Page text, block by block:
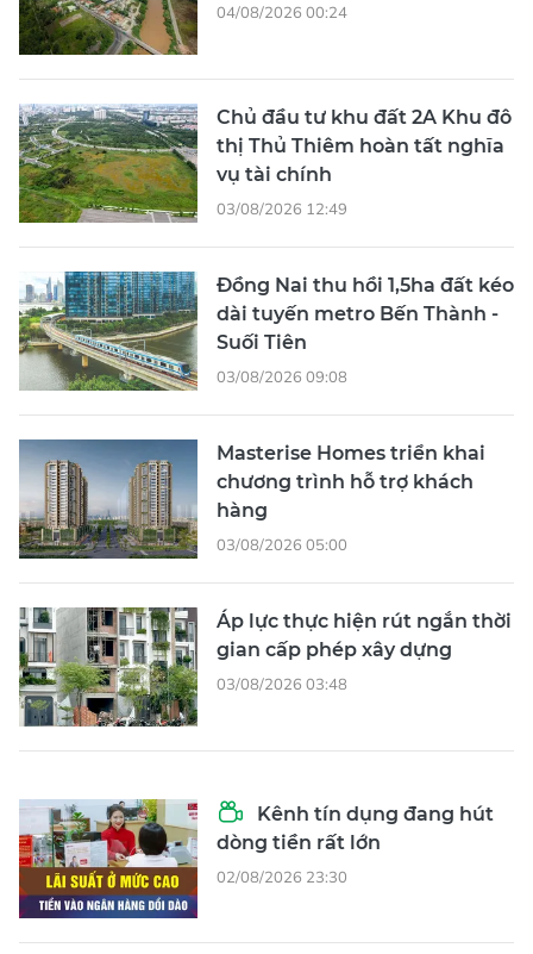
04/08/2026 00:24
Chủ đầu tư khu đất 2A Khu đô
thị Thủ Thiêm hoàn tất nghĩa
vụ tài chính
03/08/2026 12:49
Đồng Nai thu hồi 1,5ha đất kéo
dài tuyến metro Bến Thành -
Suối Tiên
03/08/2026 09:08
Masterise Homes triển khai
chương trình hỗ trợ khách
hàng
03/08/2026 05:00
Áp lực thực hiện rút ngắn thời
gian cấp phép xây dựng
03/08/2026 03:48
Kênh tín dụng đang hút
dòng tiền rất lớn
02/08/2026 23:30